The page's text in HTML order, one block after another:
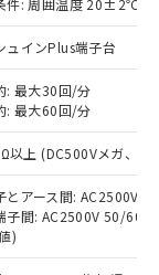
件: 周囲温度 20±2℃、
ュインPlus端子台
: 最大30回/分
: 最大60回/分
以上 (DC500Vメガ、点
とアース間: AC2500V
子間: AC2500V 50/
)
価格
ので
には、
もある
果は、
内デー
り、閲
よび標
とをご
で、有
として
などや
下、 カド
フェニル
ーテル類
ルヘキシ
の
RoHSの
。
へお問
カドミウ
化ビフェ
、外国
商品
を輸出
取引許
きを